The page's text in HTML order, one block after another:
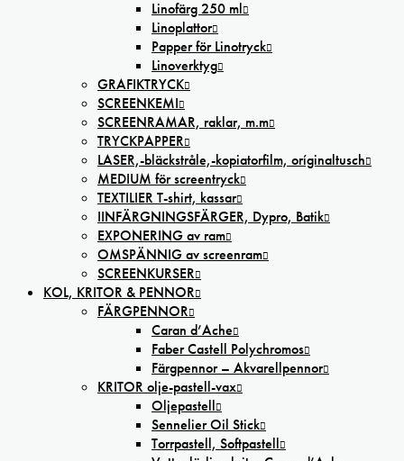
Linofärg 250 ml
Linoplattor
Papper för Linotryck
Linoverktyg
GRAFIKTRYCK
SCREENKEMI
SCREENRAMAR, raklar, m.m
TRYCKPAPPER
LASER,-bläckstråle,-kopiatorfilm, oríginaltusch
MEDIUM för screentryck
TEXTILIER T-shirt, kassar
IINFÄRGNINGSFÄRGER, Dypro, Batik
EXPONERING av ram
OMSPÄNNIG av screenram
SCREENKURSER
KOL, KRITOR & PENNOR
FÄRGPENNOR
Caran d’Ache
Faber Castell Polychromos
Färgpennor – Akvarellpennor
KRITOR olje-pastell-vax
Oljepastell
Sennelier Oil Stick
Torrpastell, Softpastell